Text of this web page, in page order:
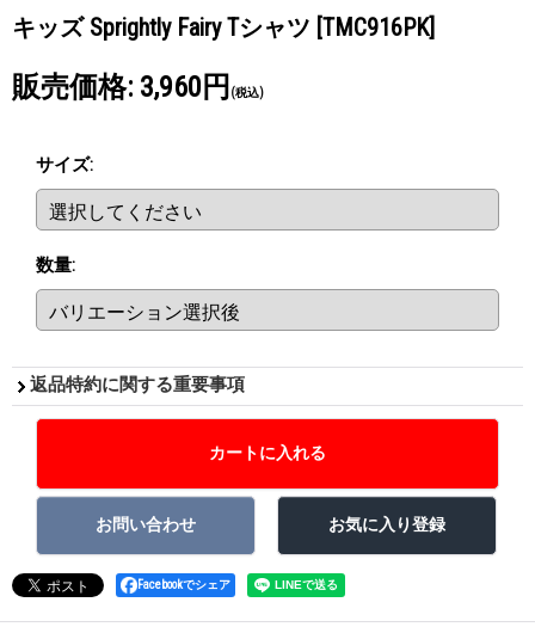
キッズ Sprightly Fairy Tシャツ [TMC916PK]
販売価格: 3,960円 (税込)
サイズ:
数量:
返品特約に関する重要事項
Facebookでシェア